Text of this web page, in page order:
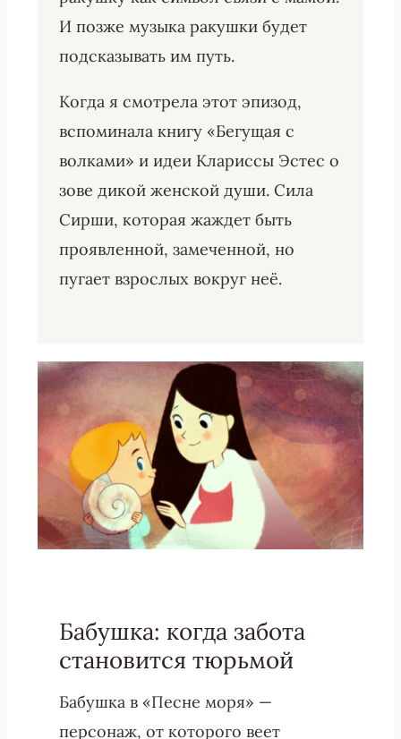
И позже музыка ракушки будет
подсказывать им путь.
Когда я смотрела этот эпизод,
вспоминала книгу «Бегущая с
волками» и идеи Клариссы Эстес о
зове дикой женской души. Сила
Сирши, которая жаждет быть
проявленной, замеченной, но
пугает взрослых вокруг неё.
Бабушка: когда забота
становится тюрьмой
Бабушка в «Песне моря» —
персонаж, от которого веет